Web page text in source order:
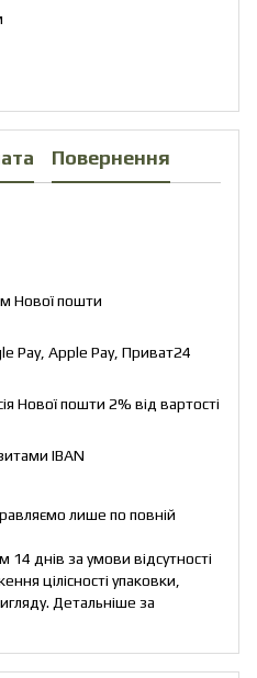
Повернення
Нової пошти
Pay, Apple Pay, Приват24
Нової пошти 2% від вартості
IBAN
лише по повній
днів за умови відсутності
цілісності упаковки,
Детальніше за